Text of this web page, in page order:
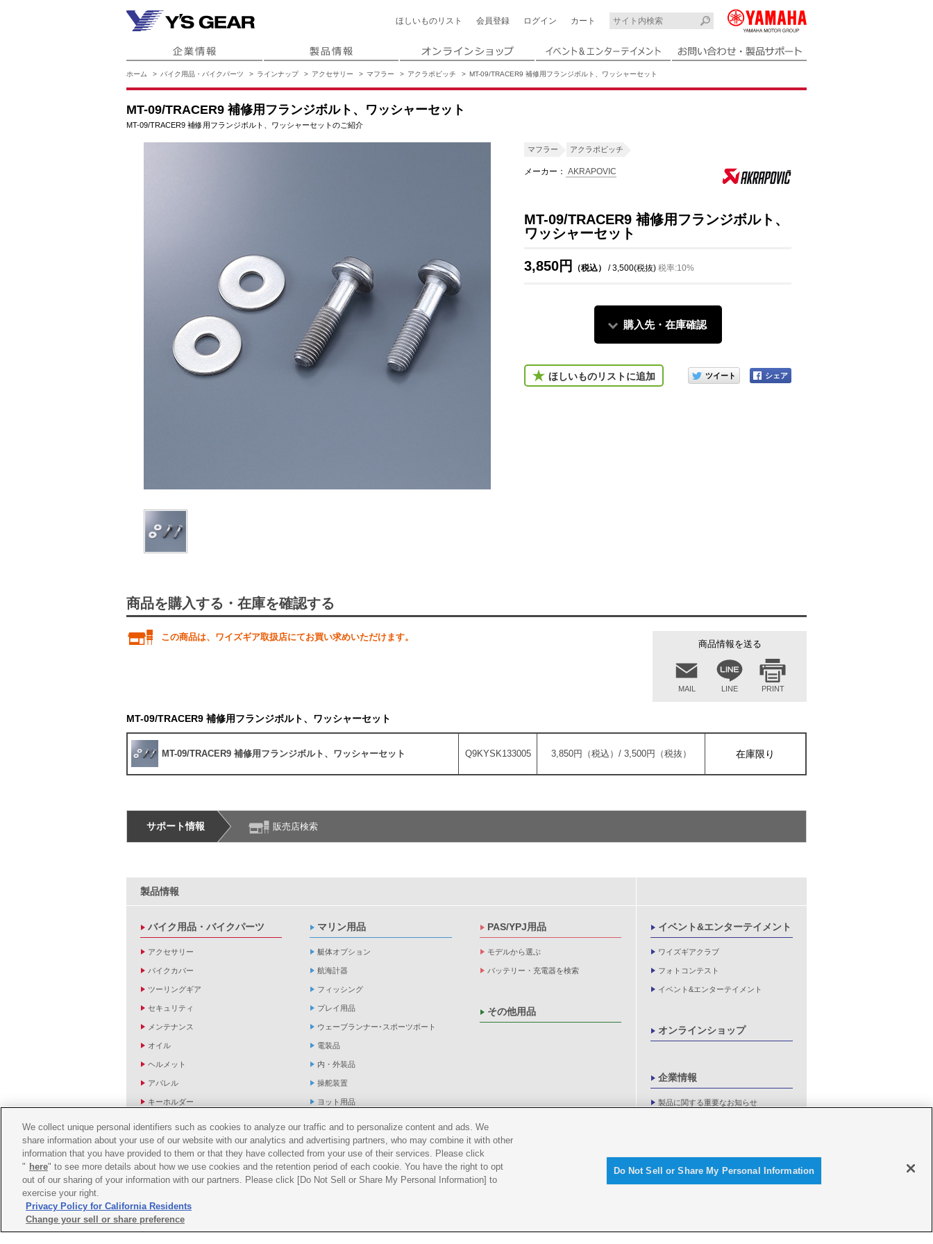
ほしいもの リスト 会員登録 ログイン カート
ホーム バイク用品・バイクパーツ ラインナップ アクセサリー マフラー アクラポビッチ MT-09/TRACER9 補修用フランジボルト、ワッシャーセット
MT-09/TRACER9 補修用フランジボルト、ワッシャーセット
MT-09/TRACER9 補修用フランジボルト、ワッシャーセットのご紹介
マフラー アクラポビッチ
メーカー： AKRAPOVIC
MT-09/TRACER9 補修用フランジボルト、
ワッシャーセット
3,850円 （税込） / 3,500(税抜) 税率:10%
購入先・在庫確認
ほしいものリストに追加
このアイテムをシェアする
商品を購入する・在庫を確認する
商品情報を送る
MAIL LINE PRINT
この商品は、ワイズギア取扱店にてお買い求めいただけます。
MT-09/TRACER9 補修用フランジボルト、ワッシャーセット
MT-09/TRACER9 補修用フランジボルト、ワッシャーセット Q9KYSK133005 3,850円（税込）/ 3,500円（税抜） 在庫限り
サポート情報 販売店検索
製品情報
バイク用品・バイクパーツ
アクセサリー
バイクカバー
ツーリングギア
セキュリティ
メンテナンス
オイル
ヘルメット
アパレル
キーホルダー
バイク雑貨
YZF R1/R6レーシングキットパーツ
マリン用品
艇体オプション
航海計器
フィッシング
プレイ用品
ウェーブランナー･スポーツボート
電装品
内・外装品
操舵装置
ヨット用品
救命品・検査品
メンテナンス
アパレル
PAS/YPJ用品
モデルから選ぶ
バッテリー・充電器を検索
その他用品
イベント&エンターテイメント
ワイズギアクラブ
フォトコンテスト
イベント&エンターテイメント
オンラインショップ
企業情報
製品に関する重要なお知らせ
We collect unique personal identifiers such as cookies to analyze our traffic and to personalize content and ads. We
share information about your use of our website with our analytics and advertising partners, who may combine it with other
information that you have provided to them or that they have collected from your use of their services. Please click
" here" to see more details about how we use cookies and the retention period of each cookie. You have the right to opt
out of our sharing of your information with our partners. Please click [Do Not Sell or Share My Personal Information] to
exercise your right.
Privacy Policy for California Residents
Change your sell or share preference
Do Not Sell or Share My Personal Information